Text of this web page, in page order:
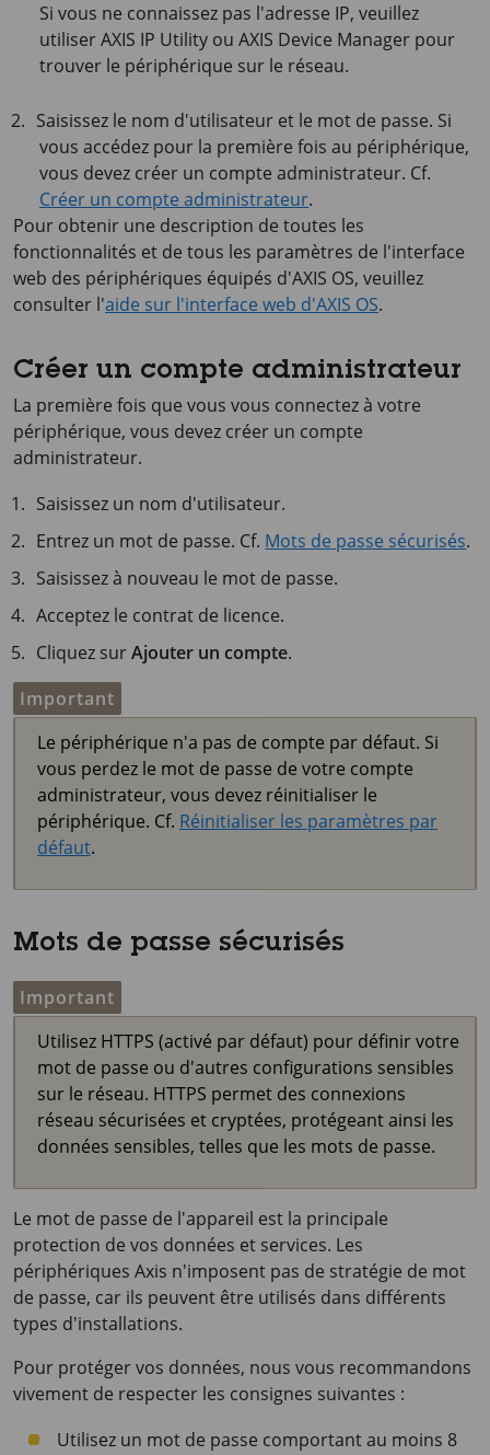
Si vous ne connaissez pas l'adresse IP, veuillez
utiliserAXIS IP Utility ou AXIS Device Manager pour
trouver le périphérique sur le réseau.
Saisissez le nom d'utilisateur et le mot de passe. Si
vous accédez pour la première fois au périphérique,
vous devez créer un compte administrateur. Cf.
Créer un compte administrateur.
Pour obtenir une description de toutes les
fonctionnalités et de tous les paramètres de l'interface
web des périphériques équipés d'AXIS OS, veuillez
consulter l'aide sur l'interface web d'AXIS OS.
Créer un compte administrateur
La première fois que vous vous connectez à votre
périphérique, vous devez créer un compte
administrateur.
Saisissez un nom d'utilisateur.
Entrez un mot de passe. Cf. Mots de passe sécurisés.
Saisissez à nouveau le mot de passe.
Acceptez le contrat de licence.
Cliquez surAjouter un compte.
Important
Le périphérique n'a pas de compte par défaut. Si
vous perdez le mot de passe de votre compte
administrateur, vous devez réinitialiser le
périphérique. Cf. Réinitialiser les paramètres par
défaut.
Mots de passe sécurisés
Important
Utilisez HTTPS (activé par défaut) pour définir votre
mot de passe ou d'autres configurations sensibles
sur le réseau. HTTPS permet des connexions
réseau sécurisées et cryptées, protégeant ainsi les
données sensibles, telles que les mots de passe.
Le mot de passe de l'appareil est la principale
protection de vos données et services. Les
périphériques Axis n'imposent pas de stratégie de mot
de passe, car ils peuvent être utilisés dans différents
types d'installations.
Pour protéger vos données, nous vous recommandons
vivement de respecter les consignes suivantes :
Utilisez un mot de passe comportant au moins 8